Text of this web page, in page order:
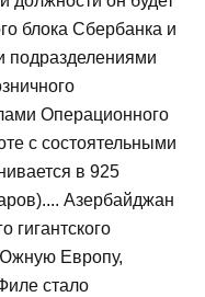
блока Сбербанка и
подразделениями
Операционного
с состоятельными
в 925
Азербайджан
гигантского
Европу,
стало